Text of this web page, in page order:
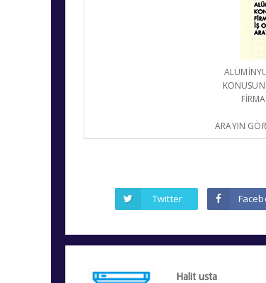
ARAYIN
Twitter
Halit usta